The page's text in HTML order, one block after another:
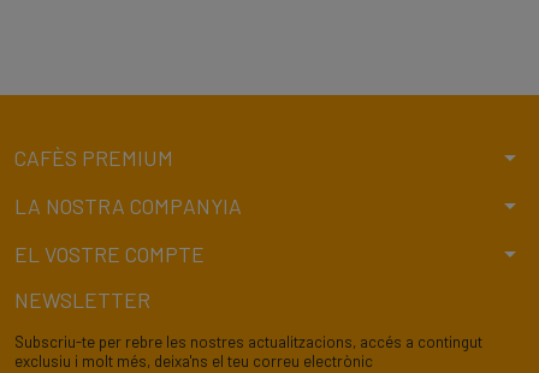
CAFÈS PREMIUM arrow_drop_down
LA NOSTRA COMPANYIA arrow_drop_down
EL VOSTRE COMPTE arrow_drop_down
NEWSLETTER
Subscriu-te per rebre les nostres actualitzacions, accés a contingut
exclusiu i molt més, deixa'ns el teu correu electrònic